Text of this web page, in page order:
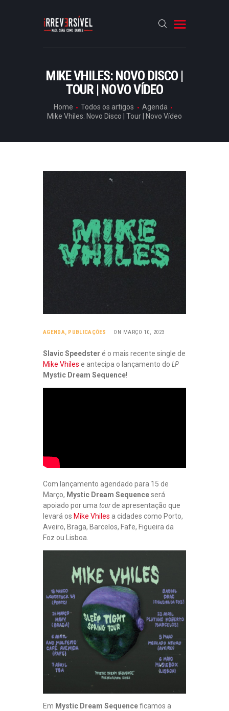
MIKE VHILES: NOVO DISCO |
TOUR | NOVO VÍDEO
Home Todos os artigos
Agenda
Mike Vhiles: Novo Disco | Tour | Novo Vídeo
HOME
CRÓNICAS
ENTREVISTAS
ARTIGOS
AGENDA, PUBLICAÇÕES ON MARÇO 10, 2023
Slavic Speedster é o mais recente single de
Mike Vhiles e antecipa o lançamento do LP
Mystic Dream Sequence!
Com lançamento agendado para 15 de
Março, Mystic Dream Sequenceserá
apoiado por umatourde apresentação que
levará os Mike Vhiles a cidades como Porto,
Aveiro, Braga, Barcelos, Fafe, Figueira da
Foz ou Lisboa.
Em Mystic Dream Sequenceficamos a